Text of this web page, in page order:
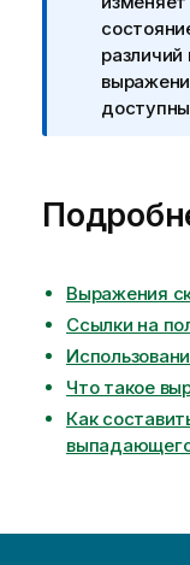
и
е
к
и
р
м
ц
и
Выражения
Ссылки на
Что такое
Как